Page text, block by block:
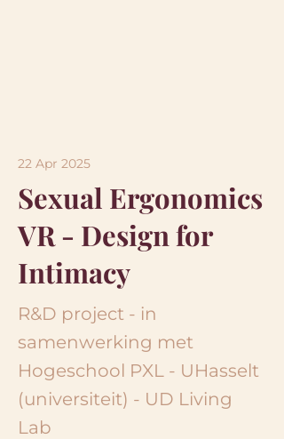
22 Apr 2025
Sexual Ergonomics
VR - Design for
Intimacy
R&D project - in
samenwerking met
Hogeschool PXL - UHasselt
(universiteit) - UD Living
Lab